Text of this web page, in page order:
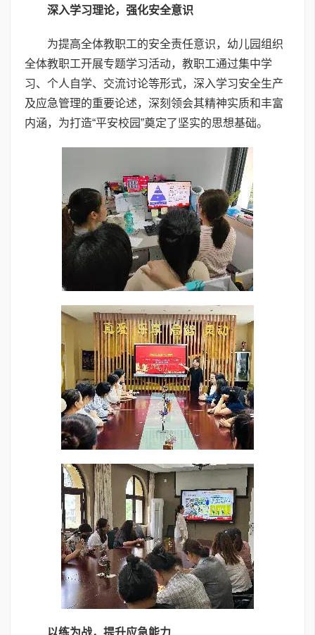
深入学习理论，强化安全意识
为提高全体教职工的安全责任意识，幼儿园组织
全体教职工开展专题学习活动，教职工通过集中学
习、个人自学、交流讨论等形式，深入学习安全生产
及应急管理的重要论述，深刻领会其精神实质和丰富
内涵，为打造“平安校园”奠定了坚实的思想基础。
以练为战，提升应急能力